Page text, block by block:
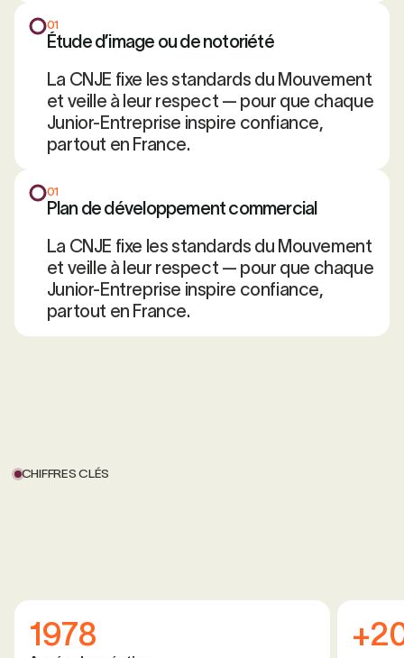
01
Étude d’image ou de notoriété
La CNJE fixe les standards du Mouvement
et veille à leur respect — pour que chaque
Junior-Entreprise inspire confiance,
partout en France.
01
Plan de développement commercial
La CNJE fixe les standards du Mouvement
et veille à leur respect — pour que chaque
Junior-Entreprise inspire confiance,
partout en France.
CHIFFRES CLÉS
1978